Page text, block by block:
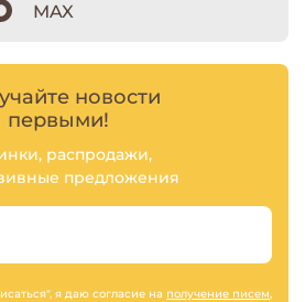
MAX
новости
первыми!
распродажи,
предложения
я даю согласие на получение писем,